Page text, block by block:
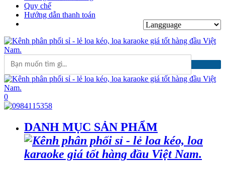
Quy chế
Hướng dẫn thanh toán
0
DANH MỤC SẢN PHẨM